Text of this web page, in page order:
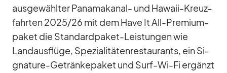
aus­ge­wähl­ter Pa­na­ma­ka­nal- und Ha­waii-Kreuz­
fahr­ten 2025/​26 mit dem Have It All-Pre­mi­um­
pa­ket die Stan­dard­pa­ket-Leis­tun­gen wie
Land­aus­flüge, Spe­zia­li­tä­ten­re­stau­rants, ein Si­
gna­ture-Ge­trän­ke­pa­ket und Surf-Wi-Fi er­gänzt